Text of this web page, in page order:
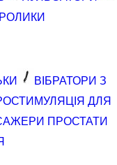
ВІБРАТОРИ З
ДЛЯ
ПРОСТАТИ